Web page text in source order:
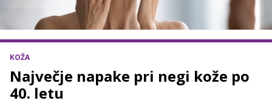
KOŽA
Največje napake pri negi kože po
40. letu